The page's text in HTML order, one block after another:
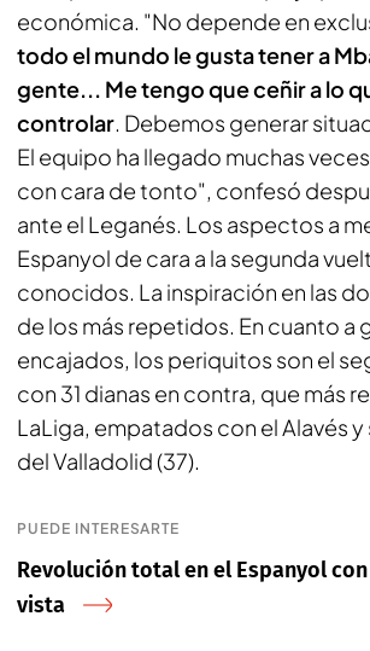
económica. "No depende en
todo el mundo le gusta tener a
gente... Me tengo que ceñir a lo
controlar. Debemos generar
El equipo ha llegado muchas
con cara de tonto", confesó
ante el Leganés. Los aspectos a
Espanyol de cara a la segunda
conocidos. La inspiración en las
de los más repetidos. En cuanto a
encajados, los periquitos son el
con 31 dianas en contra, que más
LaLiga, empatados con el Alavés
del Valladolid (37).
PUEDE INTERESARTE
Revolución total en el Espanyol
vista